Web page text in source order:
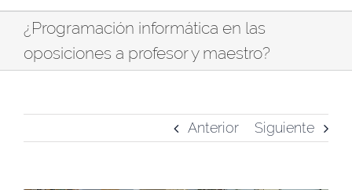
¿Programación informática en las
oposiciones a profesor y maestro?
Anterior Siguiente